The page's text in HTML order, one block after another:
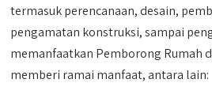
termasuk perencanaan, desain,
pengamatan konstruksi, sampai
memanfaatkan Pemborong Rumah
memberi ramai manfaat, antara lain: